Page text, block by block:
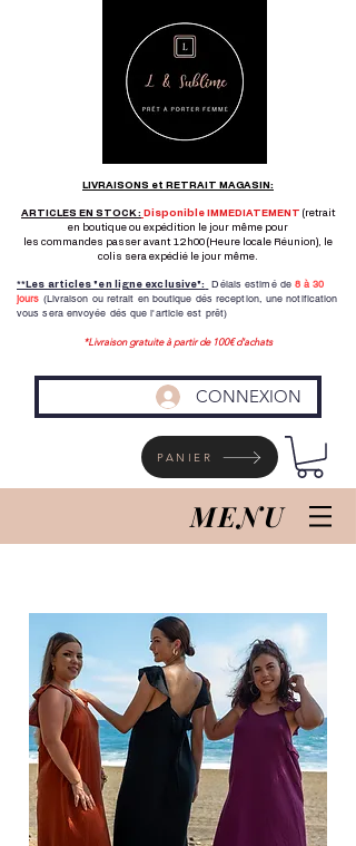
LIVRAISONS et RETRAIT MAGASIN:
ARTICLES EN STOCK : Disponible IMMEDIATEMENT (retrait
en boutique ou expédition le jour même pour
les commandes passer avant 12h00 (Heure locale Réunion), le
colis sera expédié le jour même.
**Les articles "en ligne exclusive": Délais estimé de 8 à 30
jours (Livraison ou retrait en boutique dés reception, une notification
vous sera envoyée dés que l'article est prêt)
*Livraison gratuite à partir de 100€ d'achats
CONNEXION
PANIER
MENU